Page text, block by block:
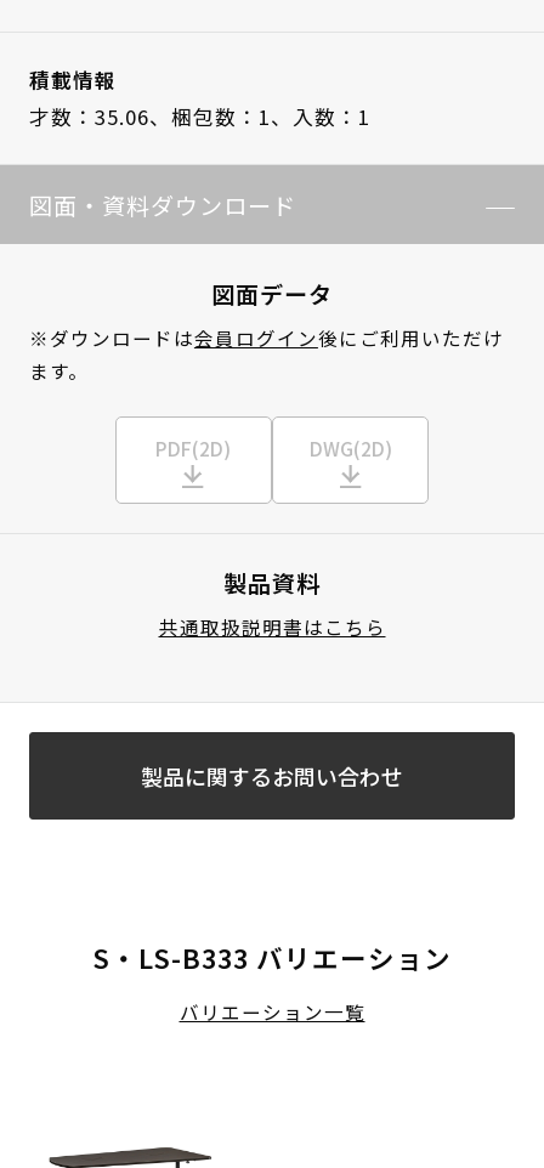
積載情報
才数：35.06、 梱包数：1、 入数：1
図面・資料ダウンロード
図面データ
※ダウンロードは会員ログイン後にご利用いただけ
ます。
PDF(2D) DWG(2D)
製品資料
共通取扱説明書はこちら
製品に関するお問い合わせ
S・LS-B333 バリエーション
バリエーション一覧